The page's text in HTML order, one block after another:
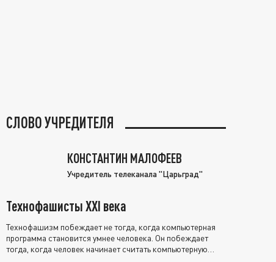
СЛОВО УЧРЕДИТЕЛЯ
КОНСТАНТИН МАЛОФЕЕВ
Учредитель телеканала "Царьград"
Технофашисты XXI века
Технофашизм побеждает не тогда, когда компьютерная
программа становится умнее человека. Он побеждает
тогда, когда человек начинает считать компьютерную